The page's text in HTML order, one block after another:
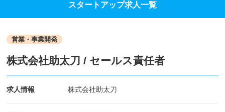
スタートアップ求人一覧
営業・事業開発
株式会社助太刀 / セールス責任者
求人情報 株式会社助太刀